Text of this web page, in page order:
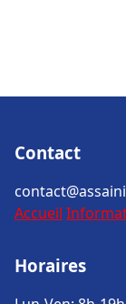
Contact
Accueil
Horaires